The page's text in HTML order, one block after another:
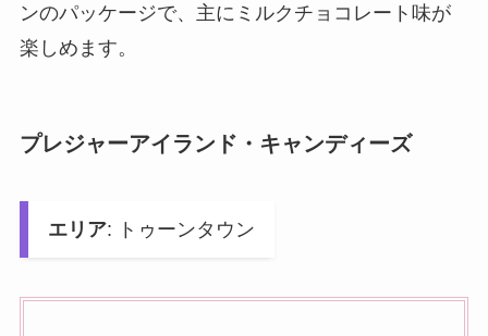
ンのパッケージで、主にミルクチョコレート味が
楽しめます。
プレジャーアイランド・キャンディーズ
エリア: トゥーンタウン